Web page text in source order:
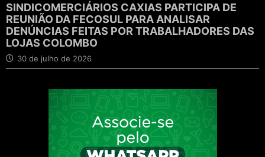
SINDICOMERCIÁRIOS CAXIAS PARTICIPA DE
REUNIÃO DA FECOSUL PARA ANALISAR
DENÚNCIAS FEITAS POR TRABALHADORES DAS
LOJAS COLOMBO
30 de julho de 2026